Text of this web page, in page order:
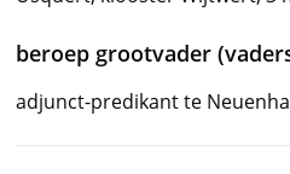
beroep grootvader
adjunct-predikant te